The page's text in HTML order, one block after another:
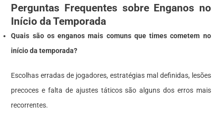
Perguntas Frequentes sobre Enganos no
Início da Temporada
Quais são os enganos mais comuns que times cometem no
início da temporada?
Escolhas erradas de jogadores, estratégias mal definidas, lesões
precoces e falta de ajustes táticos são alguns dos erros mais
recorrentes.